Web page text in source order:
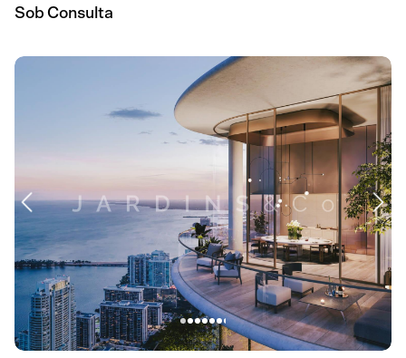
Sob Consulta